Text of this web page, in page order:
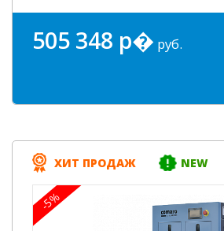
505 348 р� руб.
ХИТ ПРОДАЖ NEW
-5%